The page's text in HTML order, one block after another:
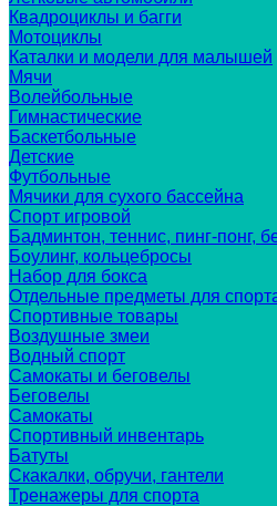
Квадроциклы и багги
Мотоциклы
Каталки и модели для малышей
Мячи
Волейбольные
Гимнастические
Баскетбольные
Детские
Футбольные
Мячики для сухого бассейна
Спорт игровой
Бадминтон, теннис, пинг-понг,
Боулинг, кольцебросы
Набор для бокса
Отдельные предметы для
Спортивные товары
Воздушные змеи
Водный спорт
Самокаты и беговелы
Беговелы
Самокаты
Спортивный инвентарь
Батуты
Скакалки, обручи, гантели
Тренажеры для спорта